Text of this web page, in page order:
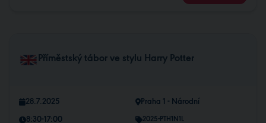
Příměstský tábor ve stylu Harry Potter
28.7.2025 Praha 1 - Národní
8:30-17:00 2025-PTH1N1L